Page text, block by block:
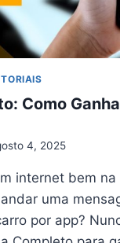
Como
4, 2025
internet bem
uma
por app?